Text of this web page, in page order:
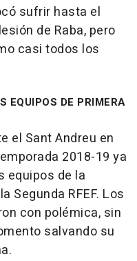
sufrir hasta el
de Raba, pero
casi todos los
EQUIPOS DE PRIMERA
el Sant Andreu en
2018-19 ya
equipos de la
Segunda RFEF. Los
con polémica, sin
salvando su